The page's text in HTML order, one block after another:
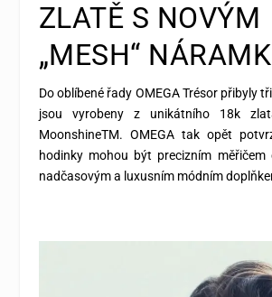
ZLATĚ S NOVÝM
„MESH“
Do oblíbené řady OMEGA Trésor přibyly
jsou vyrobeny z unikátního 18k
MoonshineTM. OMEGA tak opět
hodinky mohou být precizním měřičem
nadčasovým a luxusním módním